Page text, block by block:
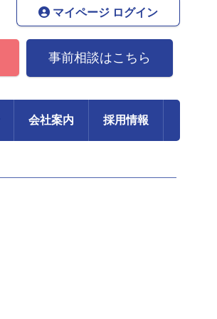
マイページ ログイン
事前相談はこちら
会社案内 採用情報